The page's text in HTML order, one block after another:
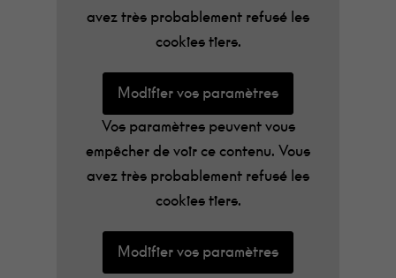
GOES TO POINTE A PITRE + TROMBE +
HAWKINS + Mr PROTECTOR +
Vos paramètres peuvent vous
empêcher de voir ce contenu. Vous
avez très probablement refusé les
cookies tiers.
Modifier vos paramètres
avez très probablement refusé les
cookies tiers.
Modifier vos paramètres